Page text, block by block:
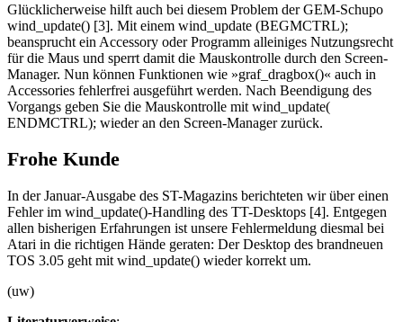
Glücklicherweise hilft auch bei diesem Problem der GEM-Schupo
wind_update() [3]. Mit einem wind_update (BEGMCTRL);
beansprucht ein Accessory oder Programm alleiniges Nutzungsrecht
für die Maus und sperrt damit die Mauskontrolle durch den Screen-
Manager. Nun können Funktionen wie »graf_dragbox()« auch in
Accessories fehlerfrei ausgeführt werden. Nach Beendigung des
Vorgangs geben Sie die Mauskontrolle mit wind_update(
ENDMCTRL); wieder an den Screen-Manager zurück.
Frohe Kunde
In der Januar-Ausgabe des ST-Magazins berichteten wir über einen
Fehler im wind_update()-Handling des TT-Desktops [4]. Entgegen
allen bisherigen Erfahrungen ist unsere Fehlermeldung diesmal bei
Atari in die richtigen Hände geraten: Der Desktop des brandneuen
TOS 3.05 geht mit wind_update() wieder korrekt um.
(uw)